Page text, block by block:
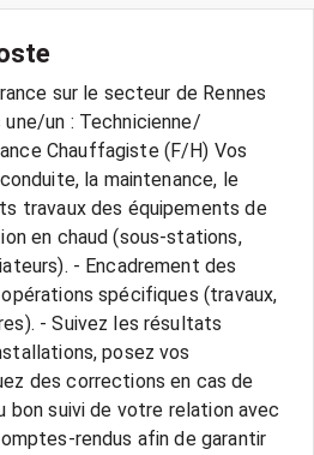
sur le secteur de Rennes
un : Technicienne/
Chauffagiste (F/H) Vos
la maintenance, le
travaux des équipements de
en chaud (sous-stations,
- Encadrement des
spécifiques (travaux,
- Suivez les résultats
posez vos
des corrections en cas de
bon suivi de votre relation avec
rendus afin de garantir